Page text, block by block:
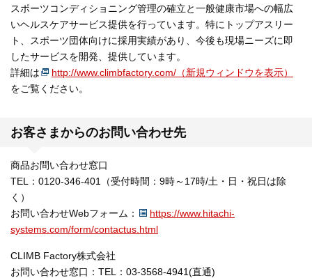
スポーツコンディショニング管理の確立と一般健康市場への幅広
いヘルスケアサービス提供を行っています。特にトップアスリー
ト、スポーツ団体向けに採用実績があり、今後も現場ニーズに即
したサービスを開発、提供しています。
詳細は
http://www.climbfactory.com/（新規ウィンドウを表示）
をご覧ください。
お客さまからのお問い合わせ先
商品お問い合わせ窓口
TEL：0120-346-401（受付時間：9時～17時/土・日・祝日は除
く）
お問い合わせWebフォーム：
https://www.hitachi-
systems.com/form/contactus.html
CLIMB Factory株式会社
お問い合わせ窓口：TEL：03-3568-4941(直通)